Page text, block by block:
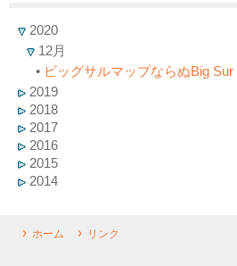
2020
12月
• ビッグサルマップならぬBig Sur
2019
2018
2017
2016
2015
2014
ホーム リンク